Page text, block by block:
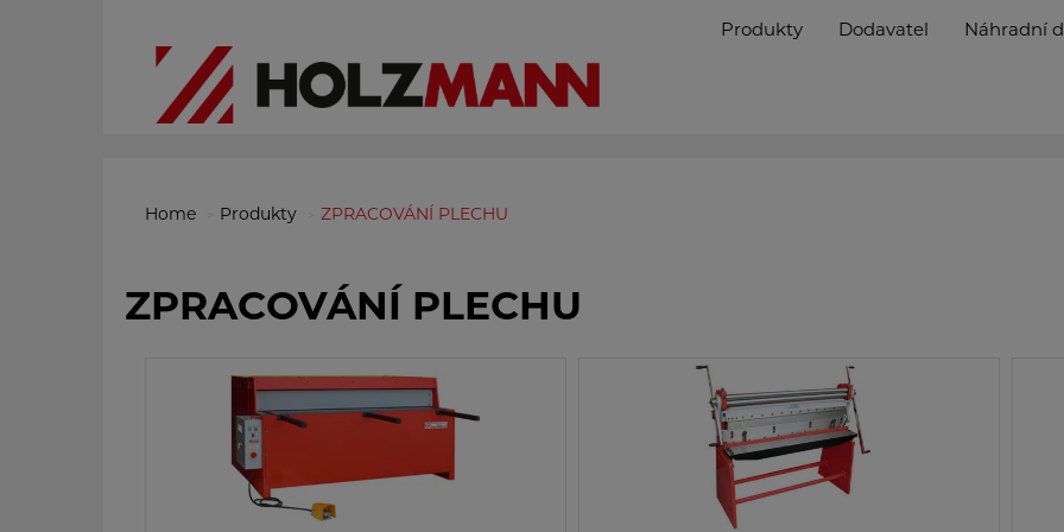
Produkty Dodavatel Náhradní
Home Produkty ZPRACOVÁNÍ PLECHU
ZPRACOVÁNÍ PLECHU